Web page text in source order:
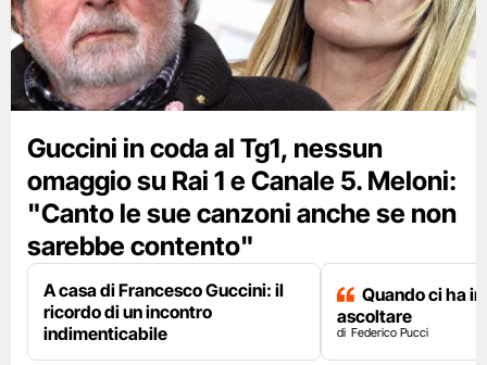
Guccini in coda al Tg1, nessun
omaggio su Rai 1 e Canale 5. Meloni:
"Canto le sue canzoni anche se non
sarebbe contento"
A casa di Francesco Guccini: il
ricordo di un incontro
indimenticabile
Quando ci ha
ascoltare
Federico Pucci